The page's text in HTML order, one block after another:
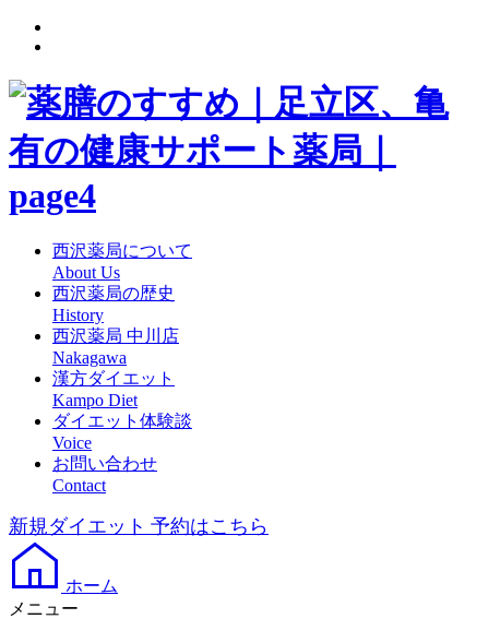
西沢薬局について
About Us
西沢薬局の歴史
History
西沢薬局 中川店
Nakagawa
漢方ダイエット
Kampo Diet
ダイエット体験談
Voice
お問い合わせ
Contact
新規ダイエット 予約はこちら
ホーム
メニュー